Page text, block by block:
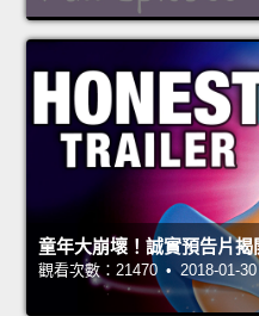
童年大崩壞！誠實預告片
觀看次數：21470 • 2018-01-30